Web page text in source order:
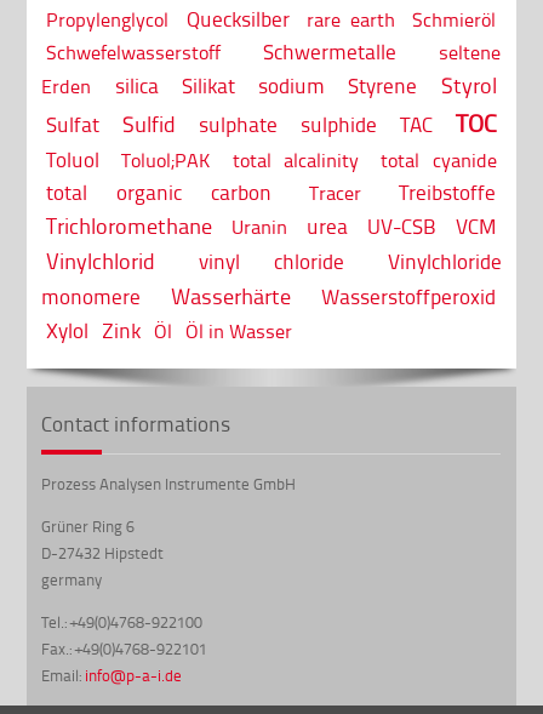
Propylenglycol
Quecksilber rare earth
Schmieröl
Schwefelwasserstoff
Schwermetalle
seltene
Erden
silica Silikat sodium Styrene Styrol
Sulfat Sulfid sulphate sulphide TAC TOC
Toluol Toluol;PAK total alcalinity total cyanide
total organic carbon Tracer Treibstoffe
Trichloromethane Uranin urea UV-CSB VCM
Vinylchlorid vinyl chloride
Vinylchloride
monomere
Wasserhärte
Wasserstoffperoxid
Xylol Zink Öl Öl in Wasser
Contact informations
Prozess Analysen Instrumente GmbH
Grüner Ring 6
D-27432 Hipstedt
germany
Tel.: +49(0)4768-922100
Fax.: +49(0)4768-922101
Email: info@p-a-i.de